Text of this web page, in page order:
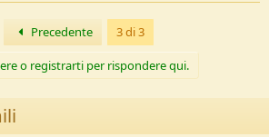
Primo Precedente 3 di 3
o registrarti per rispondere qui.